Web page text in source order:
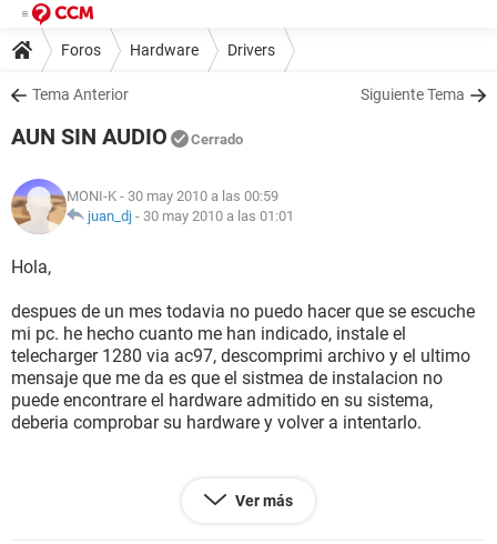
Foros Hardware Drivers
Tema Anterior Siguiente Tema
AUN SIN AUDIO Cerrado
MONI-K - 30 may 2010 a las 00:59
juan_dj - 30 may 2010 a las 01:01
Hola,
despues de un mes todavia no puedo hacer que se escuche
mi pc. he hecho cuanto me han indicado, instale el
telecharger 1280 via ac97, descomprimi archivo y el ultimo
mensaje que me da es que el sistmea de instalacion no
puede encontrare el hardware admitido en su sistema,
deberia comprobar su hardware y volver a intentarlo.
Ya no se que mas hacer..... alguien ayudeme
placa base Acorp 4pm266am(n)Ver más